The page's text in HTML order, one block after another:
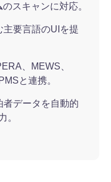
のスキャンに対応。
主要言語のUIを提
、MEWS、
と連携。
者データを自動的
。